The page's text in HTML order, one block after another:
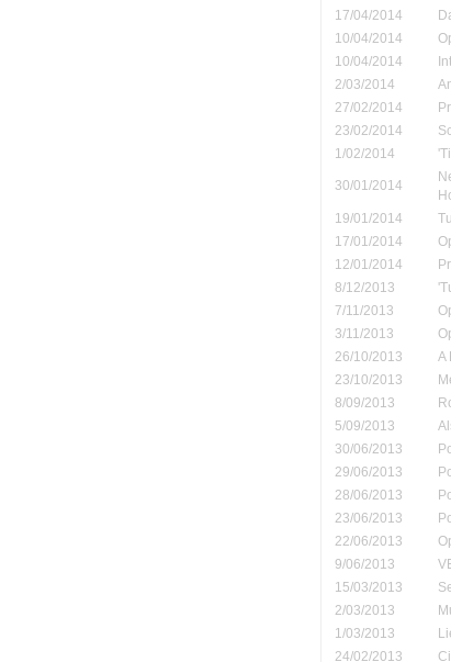
17/04/2014
10/04/2014
10/04/2014
2/03/2014
27/02/2014
23/02/2014
1/02/2014
30/01/2014
19/01/2014
17/01/2014
12/01/2014
8/12/2013
7/11/2013
3/11/2013
26/10/2013
A
23/10/2013
8/09/2013
5/09/2013
30/06/2013
29/06/2013
28/06/2013
23/06/2013
22/06/2013
9/06/2013
15/03/2013
2/03/2013
1/03/2013
24/02/2013